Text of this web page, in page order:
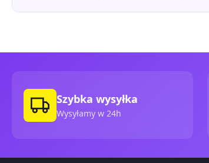
Szybka wysyłka
Wysyłamy w 24h